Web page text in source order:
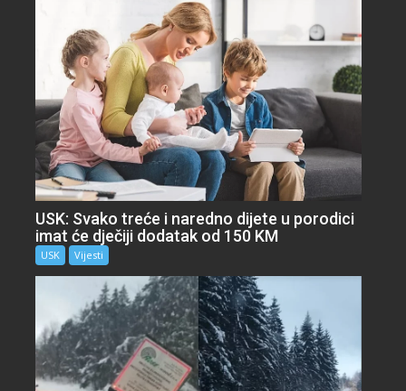
USK: Svako treće i naredno dijete u porodici
imat će dječiji dodatak od 150 KM
USK Vijesti